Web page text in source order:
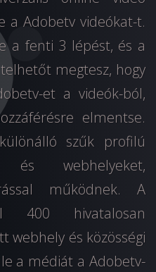
a Adobetv videókat-t.
a fenti 3 lépést, és a
megtesz, hogy
et a videók-ból,
elmentse.
szűk profilú
és webhelyeket,
működnek. A
400 hivatalosan
és közösségi
a médiát a Adobetv-